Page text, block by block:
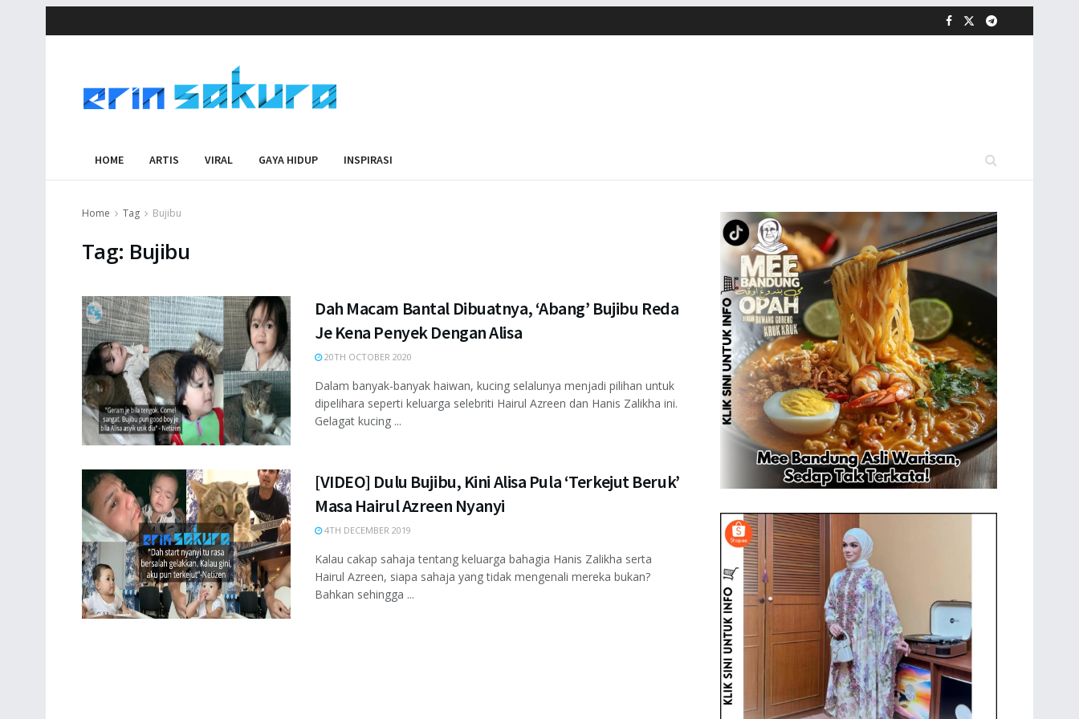
HOME ARTIS VIRAL GAYA HIDUP INSPIRASI
Home Tag Bujibu
Tag: Bujibu
Dah Macam Bantal Dibuatnya, ‘Abang’ Bujibu Reda
Je Kena Penyek Dengan Alisa
20TH OCTOBER 2020
Dalam banyak-banyak haiwan, kucing selalunya menjadi pilihan untuk
dipelihara seperti keluarga selebriti Hairul Azreen dan Hanis Zalikha ini.
Gelagat kucing ...
[VIDEO] Dulu Bujibu, Kini Alisa Pula ‘Terkejut Beruk’
Masa Hairul Azreen Nyanyi
4TH DECEMBER 2019
Kalau cakap sahaja tentang keluarga bahagia Hanis Zalikha serta
Hairul Azreen, siapa sahaja yang tidak mengenali mereka bukan?
Bahkan sehingga ...